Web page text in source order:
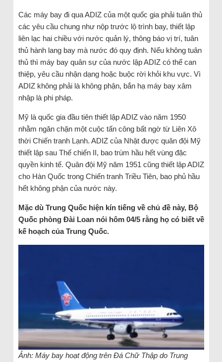
Các máy bay đi qua ADIZ của một quốc gia phải tuân thủ
các yêu cầu chung như nộp trước lộ trình bay, thiết lập
liên lạc hai chiều với nước quản lý, thông báo vị trí, tuân
thủ hành lang bay mà nước đó quy định. Nếu không tuân
thủ thì máy bay quân sự của nước lập ADIZ có thể can
thiệp, yêu cầu nhận dạng hoặc buộc rời khỏi khu vực. Vì
ADIZ không phải là không phận, bắn hạ máy bay xâm
nhập là phi pháp.
Mỹ là quốc gia đầu tiên thiết lập ADIZ vào năm 1950
nhằm ngăn chặn một cuộc tấn công bất ngờ từ Liên Xô
thời Chiến tranh Lạnh. ADIZ của Nhật được quân đội Mỹ
thiết lập sau Thế chiến II, bao trùm hầu hết vùng đặc
quyền kinh tế. Quân đội Mỹ năm 1951 cũng thiết lập ADIZ
cho Hàn Quốc trong Chiến tranh Triều Tiên, bao phủ hầu
hết không phận của nước này.
Mặc dù Trung Quốc hiện kín tiếng về chủ đề này, Bộ
Quốc phòng Đài Loan nói hôm 04/5 rằng họ có biết về
kế hoạch của Trung Quốc.
Ảnh: Máy bay hoạt động trên Đá Chữ Thập do Trung